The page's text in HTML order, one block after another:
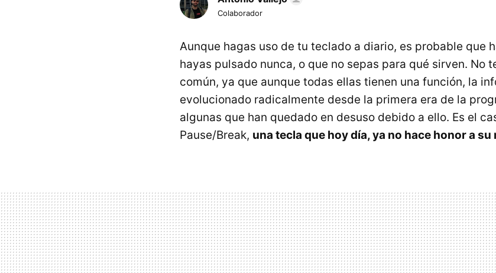
Colaborador
Aunque hagas uso de tu teclado a diario, es probable que
hayas pulsado nunca, o que no sepas para qué sirven. No
común, ya que aunque todas ellas tienen una función, la
evolucionado radicalmente desde la primera era de la
algunas que han quedado en desuso debido a ello. Es el
Pause/Break, una tecla que hoy día, ya no hace honor a su